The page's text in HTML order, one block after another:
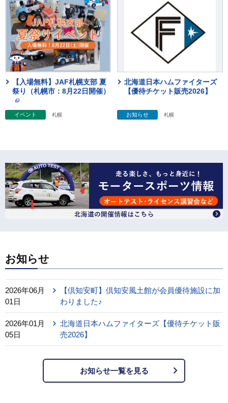
【入場無料】JAF札幌支部 夏
祭り（札幌市：8月22日開催）
イベント 札幌
北海道日本ハムファイターズ
【優待チケット販売2026】
お知らせ 札幌
お知らせ
2026年06月
01日
【倶知安町】倶知安風土館が会員優待施設に加
わりました♪
2026年01月
05日
北海道日本ハムファイターズ【優待チケット販
売2026】
お知らせ一覧を見る